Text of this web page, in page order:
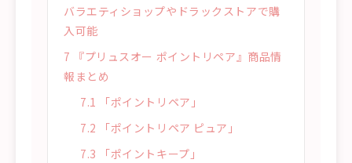
バラエティショップやドラックストアで購
入可能
7 『プリュスオー ポイントリペア』商品情
報まとめ
7.1
「ポイントリペア」
7.2 「ポイントリペア ピュア」
7.3 「ポイントキープ」